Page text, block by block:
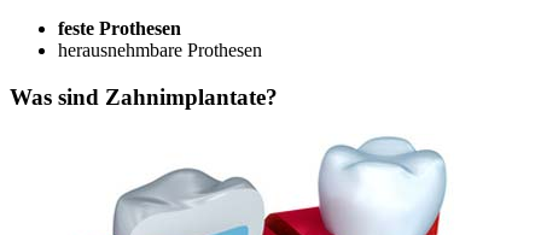
feste Prothesen
herausnehmbare Prothesen
Was sind Zahnimplantate?